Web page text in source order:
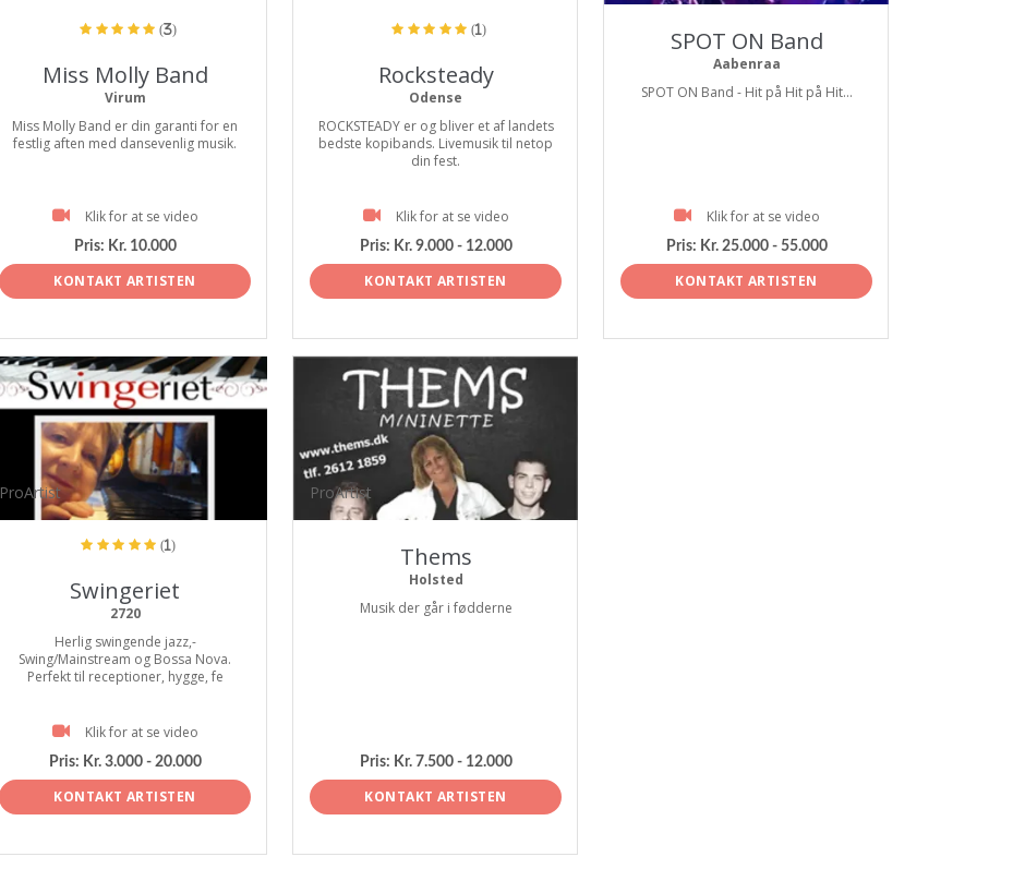
(3)
Miss Molly Band
Virum
Miss Molly Band er din garanti for en
festlig aften med dansevenlig musik.
Klik for at se video
Pris: Kr. 10.000
KONTAKT ARTISTEN
(1)
Rocksteady
Odense
ROCKSTEADY er og bliver et af landets
bedste kopibands. Livemusik til netop
din fest.
Klik for at se video
Pris: Kr. 9.000 - 12.000
KONTAKT ARTISTEN
SPOT ON Band
Aabenraa
SPOT ON Band - Hit på Hit på Hit...
Klik for at se video
Pris: Kr. 25.000 - 55.000
KONTAKT ARTISTEN
ProArtist
(1)
Swingeriet
2720
Herlig swingende jazz,-
Swing/Mainstream og Bossa Nova.
Perfekt til receptioner, hygge, fe
Klik for at se video
Pris: Kr. 3.000 - 20.000
KONTAKT ARTISTEN
ProArtist
Thems
Holsted
Musik der går i fødderne
Pris: Kr. 7.500 - 12.000
KONTAKT ARTISTEN